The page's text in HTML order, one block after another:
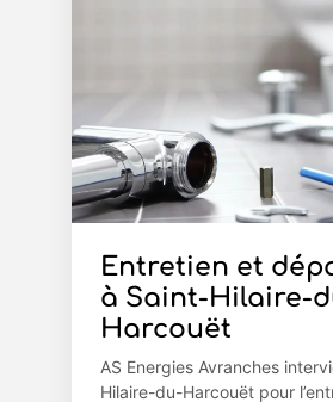
Entretien et
à Saint-Hilaire-
Harcouët
AS Energies Avranches
Hilaire-du-Harcouët pour